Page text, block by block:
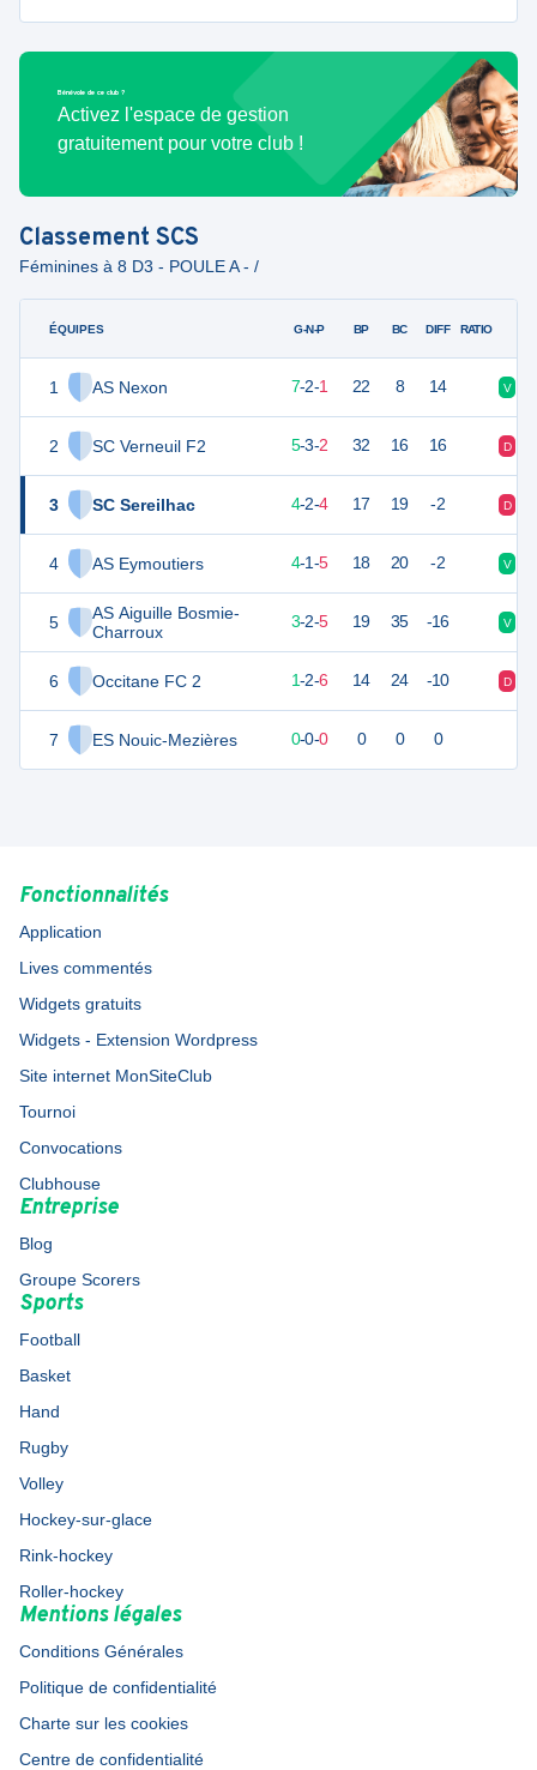
Bénévole de ce club ?
Activez l'espace de gestion
gratuitement pour votre club !
Classement SCS
Féminines à 8 D3 - POULE A - /
ÉQUIPES
1 AS Nexon
2 SC Verneuil F2
3 SC Sereilhac
4 AS Eymoutiers
5
AS Aiguille Bosmie-
Charroux
6 Occitane FC 2
7 ES Nouic-Mezières
G-N-P BP BC DIFF RATIO
7-2-1 22 8 14 V
5-3-2 32 16 16 D
4-2-4 17 19 -2 D
4-1-5 18 20 -2 V
11 3-2-5 19 35 -16 V
1-2-6 14 24 -10 D
0 0-0-0 0 0 0
Fonctionnalités
Application
Lives commentés
Widgets gratuits
Widgets - Extension Wordpress
Site internet MonSiteClub
Tournoi
Convocations
Clubhouse
Entreprise
Blog
Groupe Scorers
Sports
Football
Basket
Hand
Rugby
Volley
Hockey-sur-glace
Rink-hockey
Roller-hockey
Mentions légales
Conditions Générales
Politique de confidentialité
Charte sur les cookies
Centre de confidentialité